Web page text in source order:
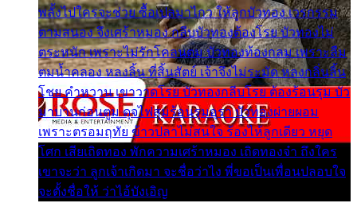
พลั้งไปใครจะช่วย ซื้อเปลมาไกว ให้ลูกบัวทอง เวรกรรม
ตามสนอง จึงเศร้าหมอง กลีบบัวทองต้องโรย บัวทองไม่
ตระหนัก เพราะไม่รักโคลนตม บัวทองท้องกลม เพราะลืม
ตมน้ำคลอง หลงลิ้น ที่สิ้นสัตย์ เจ้าจึงไม่ระมัด หลงกลิ่นลิ้น
โชย คำหวาน เขาวาดโรย บัวทองกลีบโรย ต้องร้อนรุม บัว
มาบานก่อนตูม ดุจไฟสุมร้อนรุมอุรา บัวทองผ่ายผอม
เพราะตรอมฤทัย ข้าวปลาไม่สนใจ ร้องไห้ลูกเดียว หยุด
โศก เสียเถิดทอง พักความเศร้าหมอง เถิดทองจ๋า ถึงใคร
เขาจะว่า ลูกเจ้าเกิดมา จะชื่อว่าไง พี่ขอเป็นเพื่อนปลอบใจ
จะตั้งชื่อให้ ว่าไอ้บังเอิญ